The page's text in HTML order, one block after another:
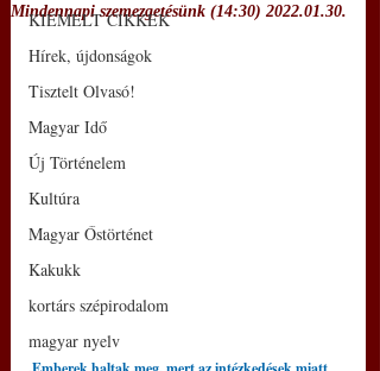
KIEMELT CIKKEK
Hírek, újdonságok
Tisztelt Olvasó!
Magyar Idő
Új Történelem
Kultúra
Magyar Őstörténet
Kakukk
kortárs szépirodalom
magyar nyelv
Mindennapi szemezgetésünk (14:30) 2022.01.30.